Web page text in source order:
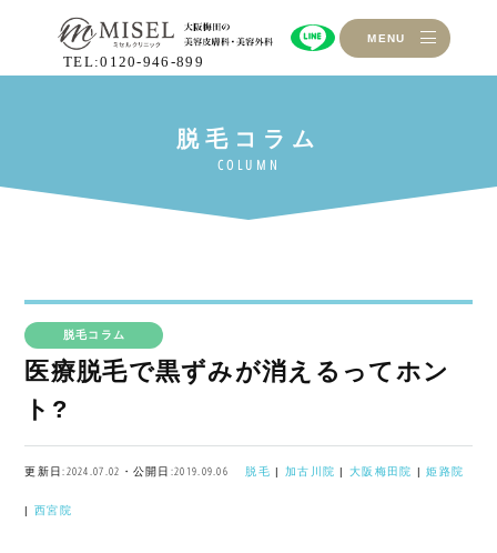
TEL:0120-946-899
MENU
脱毛コラム
医療脱毛で黒ずみが消えるってホン
ト?
更新日:2024.07.02・公開日:2019.09.06 脱毛 加古川院 |大阪梅田院 |姫路院
西宮院